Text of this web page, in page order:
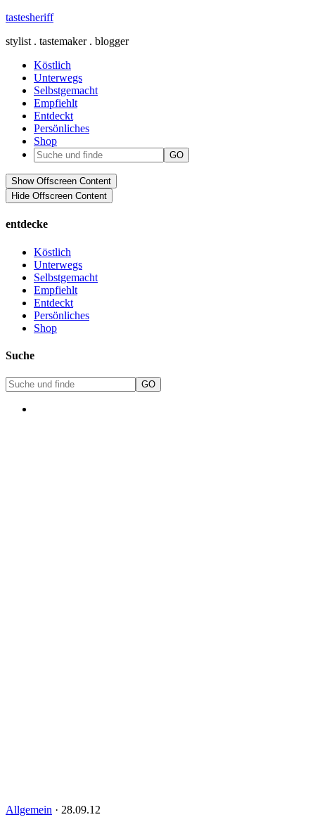
tastesheriff
stylist . tastemaker . blogger
Köstlich
Unterwegs
Selbstgemacht
Empfiehlt
Entdeckt
Persönliches
Shop
Show Offscreen Content
Hide Offscreen Content
entdecke
Köstlich
Unterwegs
Selbstgemacht
Empfiehlt
Entdeckt
Persönliches
Shop
Suche
Allgemein · 28.09.12